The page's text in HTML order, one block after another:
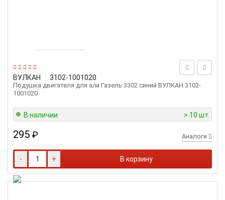
ВУЛКАН 3102-1001020
Подушка двигателя для а/м Газель 3302 синий ВУЛКАН 3102-
1001020
В наличии > 10 шт.
295 ₽ Аналоги
- + В корзину